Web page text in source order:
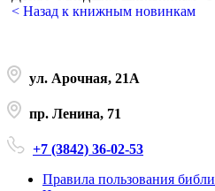
< Назад к книжным новинкам
ул. Арочная, 21А
пр. Ленина, 71
+7 (3842) 36-02-53
Правила пользования